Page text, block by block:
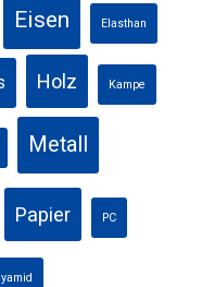
Eisen Elasthan
Holz Kampe
Metall
Papier PC